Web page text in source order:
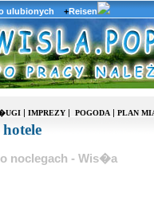
ulubionych +Reisen
| IMPREZY| POGODA| PLAN
noclegach - Wis�a